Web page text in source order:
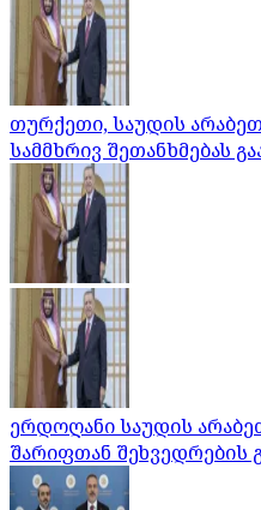
თურქეთი, საუდის
სამმხრივ შეთანხმებას
ერდოღანი საუდის
შარიფთან შეხვედრების